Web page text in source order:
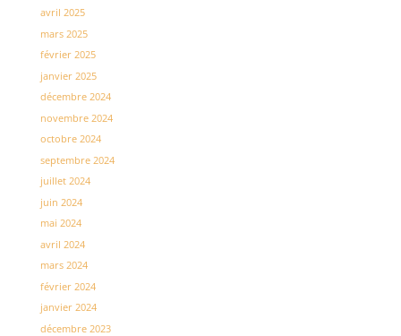
avril 2025
mars 2025
février 2025
janvier 2025
décembre 2024
novembre 2024
octobre 2024
septembre 2024
juillet 2024
juin 2024
mai 2024
avril 2024
mars 2024
février 2024
janvier 2024
décembre 2023